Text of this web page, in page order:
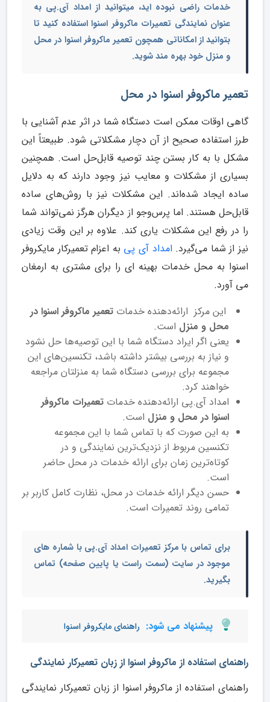
خدمات راضی نبوده اید، میتوانید از امداد آی.پی به
عنواننمایندگی تعمیرات ماکروفر اسنوااستفاده کنید تا
بتوانید از امکاناتی همچون تعمیر ماکروفر اسنوا در محل
و منزل خود بهره مند شوید.
تعمیر ماکروفر اسنوا در محل
گاهی اوقات ممکن است دستگاه شما در اثر عدم آشنایی با
طرز استفاده صحیح از آن دچار مشکلاتی شود. طبیعتاً این
مشکل با به کار بستن چند توصیه قابل‌حل است. همچنین
بسیاری از مشکلات و معایب نیز وجود دارند که به دلایل
ساده ایجاد شده‌اند. این مشکلات نیز با روش‌های ساده
قابل‌حل هستند. اما پرس‌وجو از دیگران هرگز نمی‌تواند شما
را در رفع این مشکلات یاری کند. علاوه بر این وقت زیادی
نیز از شما می‌گیرد. امداد آی پی به اعزام تعمیرکار مایکروفر
اسنوا به محل خدمات بهینه ای را برای مشتری به ارمغان
می آورد.
این مرکز ارائه‌دهنده خدمات تعمیر ماکروفر اسنوا در
محل و منزل است.
یعنی اگر ایراد دستگاه شما با این توصیه‌ها حل نشود
و نیاز به بررسی بیشتر داشته باشد، تکنسین‌های این
مجموعه برای بررسی دستگاه شما به منزلتان مراجعه
خواهند کرد.
امداد آی.پی ارائه‌دهنده خدمات تعمیرات ماکروفر
اسنوا در محل و منزل است.
به این صورت که با تماس شما با این مجموعه
تکنسین مربوط از نزدیک‌ترین نمایندگی و در
کوتاه‌ترین زمان برای ارائه خدمات در محل حاضر
است.
حسن دیگر ارائه خدمات در محل، نظارت کامل کاربر بر
تمامی روند تعمیرات است.
برای تماس با مرکز تعمیرات امداد آی.پی با شماره های
موجود در سایت (سمت راست یا پایین صفحه) تماس
بگیرید.
پیشنهاد می شود: راهنمای مایکروفر اسنوا
راهنمای استفاده از ماکروفر اسنوا از زبان تعمیرکار نمایندگی
راهنمای استفاده از ماکروفر اسنوا از زبان تعمیرکار نمایندگی